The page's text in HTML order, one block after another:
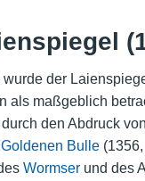
wurde der
als maßgeblich
den Abdruck
Goldenen Bulle(1356,
Wormserund des